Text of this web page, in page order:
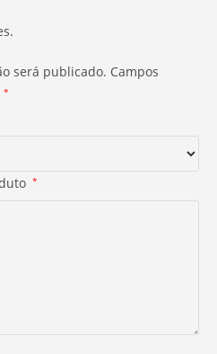
será publicado. Campos
*
*